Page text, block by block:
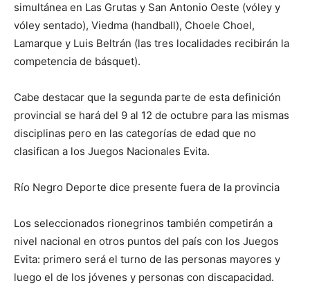
simultánea en Las Grutas y San Antonio Oeste (vóley y
vóley sentado), Viedma (handball), Choele Choel,
Lamarque y Luis Beltrán (las tres localidades recibirán la
competencia de básquet).
Cabe destacar que la segunda parte de esta definición
provincial se hará del 9 al 12 de octubre para las mismas
disciplinas pero en las categorías de edad que no
clasifican a los Juegos Nacionales Evita.
Río Negro Deporte dice presente fuera de la provincia
Los seleccionados rionegrinos también competirán a
nivel nacional en otros puntos del país con los Juegos
Evita: primero será el turno de las personas mayores y
luego el de los jóvenes y personas con discapacidad.